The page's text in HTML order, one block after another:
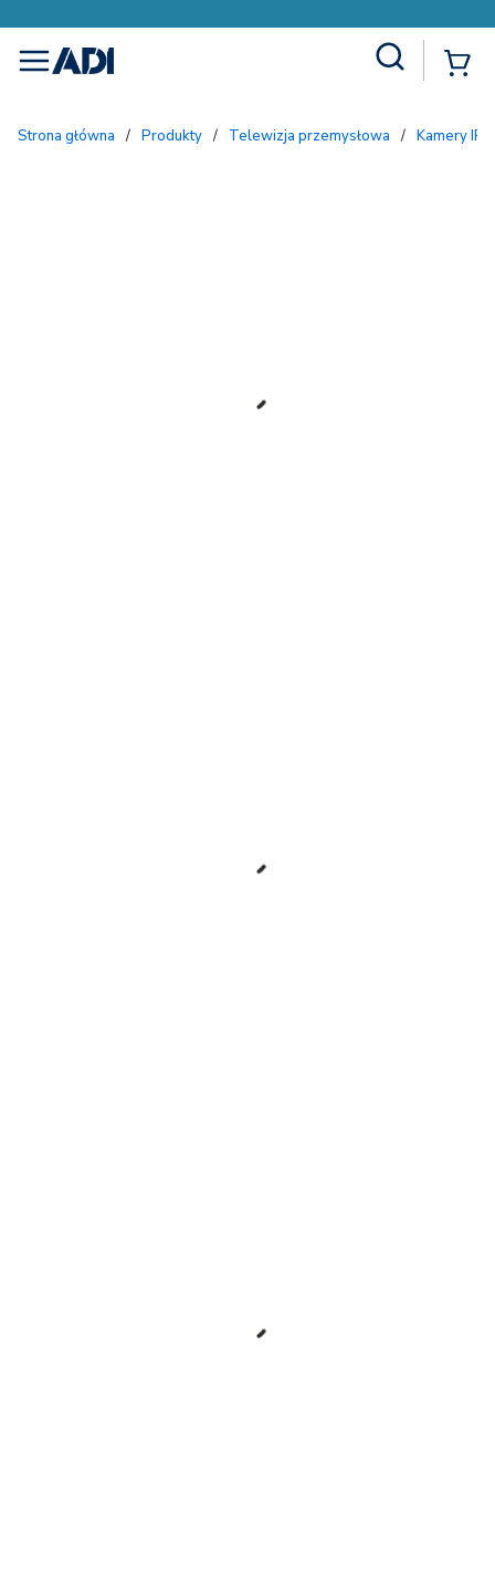
menu
Strona główna / Produkty / Telewizja przemysłowa / Kamery IP